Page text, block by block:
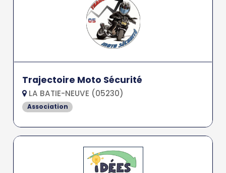
Trajectoire Moto Sécurité
LA BATIE-NEUVE (05230)
Association